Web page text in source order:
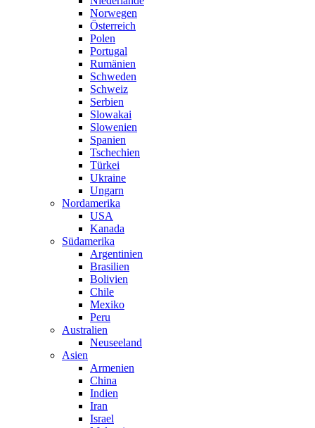
Norwegen
Österreich
Polen
Portugal
Rumänien
Schweden
Schweiz
Serbien
Slowakai
Slowenien
Spanien
Tschechien
Türkei
Ukraine
Ungarn
Nordamerika
USA
Kanada
Südamerika
Argentinien
Brasilien
Bolivien
Chile
Mexiko
Peru
Australien
Neuseeland
Asien
Armenien
China
Indien
Iran
Israel